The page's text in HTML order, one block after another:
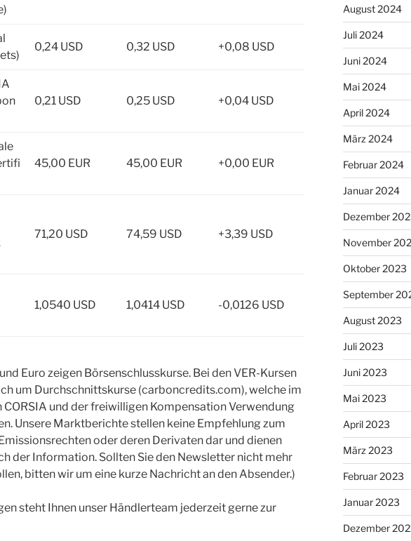
0,24 USD 0,32 USD +0,08 USD
0,21 USD 0,25 USD +0,04 USD
45,00 EUR 45,00 EUR +0,00 EUR
71,20 USD 74,59 USD +3,39 USD
1,0540 USD 1,0414 USD -0,0126 USD
Euro zeigen Börsenschlusskurse. Bei den VER-Kursen
um Durchschnittskurse (carboncredits.com), welche im
CORSIA und der freiwilligen Kompensation Verwendung
Unsere Marktberichte stellen keine Empfehlung zum
oder deren Derivaten dar und dienen
der Information. Sollten Sie den Newsletter nicht mehr
bitten wir um eine kurze Nachricht an den Absender.)
steht Ihnen unser Händlerteam jederzeit gerne zur
August 2024
Juli 2024
Juni 2024
Mai 2024
April 2024
März 2024
Februar 2024
Januar 2024
Dezember
November
Oktober 2023
September
August 2023
Juli 2023
Juni 2023
Mai 2023
April 2023
März 2023
Februar 2023
Januar 2023
Dezember